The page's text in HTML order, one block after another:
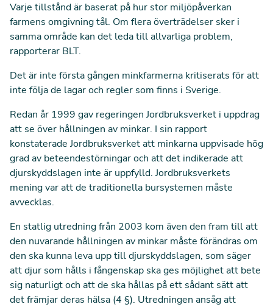
Varje tillstånd är baserat på hur stor miljöpåverkan
farmens omgivning tål. Om flera överträdelser sker i
samma område kan det leda till allvarliga problem,
rapporterar BLT.
Det är inte första gången minkfarmerna kritiserats för att
inte följa de lagar och regler som finns i Sverige.
Redan år 1999 gav regeringen Jordbruksverket i uppdrag
att se över hållningen av minkar. I sin rapport
konstaterade Jordbruksverket att minkarna uppvisade hög
grad av beteendestörningar och att det indikerade att
djurskyddslagen inte är uppfylld. Jordbruksverkets
mening var att de traditionella bursystemen måste
avvecklas.
En statlig utredning från 2003 kom även den fram till att
den nuvarande hållningen av minkar måste förändras om
den ska kunna leva upp till djurskyddslagen, som säger
att djur som hålls i fångenskap ska ges möjlighet att bete
sig naturligt och att de ska hållas på ett sådant sätt att
det främjar deras hälsa (4 §). Utredningen ansåg att